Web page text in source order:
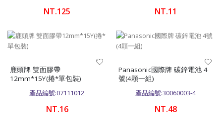
NT.125 NT.11
鹿頭牌 雙面膠帶
12mm*15Y(捲*單包裝)
產品編號:07111012
NT.16
Panasonic國際牌 碳鋅電池 4
號(4顆一組)
產品編號:30060003-4
NT.48